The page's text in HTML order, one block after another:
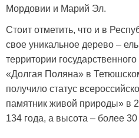
Мордовии и Марий Эл.
Стоит отметить, что и в
свое уникальное дерево –
территории
«Долгая Поляна» в
получило статус
памятник живой природы» в
134 года, а высота – более